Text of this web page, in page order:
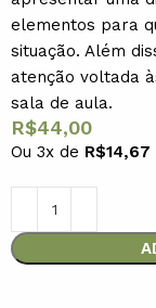
elementos para
situação. Além
atenção voltada
sala de aula.
R$44,00
Ou 3x de R$14,67